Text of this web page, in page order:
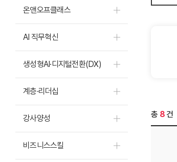
온앤오프클래스
AI 직무혁신
생성형AI·디지털전환(DX)
계층·리더십
강사양성
비즈니스스킬
총 8건